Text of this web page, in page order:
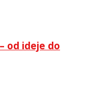
od ideje do